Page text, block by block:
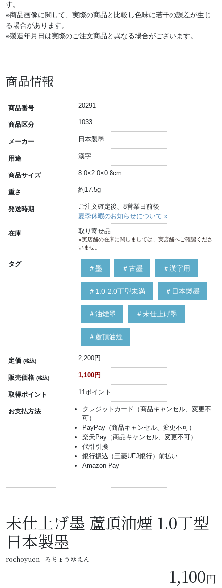
す。
※商品画像に関して、実際の商品と比較し色味に若干の誤差が生じ
る場合があります。
※製造年月日は実際のご注文商品と異なる場合がございます。
商品情報
商品番号 20291
商品区分 1033
メーカー 日本製墨
用途 漢字
商品サイズ 8.0×2.0×0.8cm
重さ 約17.5g
発送時期
ご注文確定後、8営業日前後
夏季休暇のお知らせについて »
在庫 取り寄せ品
※実店舗の在庫に関しましては、実店舗へご確認くださ
いませ。
タグ
＃墨 ＃古墨 ＃漢字用
＃1.0-2.0丁型未満 ＃日本製墨
＃油煙墨 ＃未仕上げ墨
＃蘆頂油煙
定価 (税込) 2,200円
販売価格 (税込) 1,100円
取得ポイント 11ポイント
お支払方法
クレジットカード（商品キャンセル、変更不
可）
PayPay（商品キャンセル、変更不可）
楽天Pay（商品キャンセル、変更不可）
代引引換
銀行振込（三菱UFJ銀行）前払い
Amazon Pay
未仕上げ墨 蘆頂油煙 1.0丁型
日本製墨
rochoyuen - ろちょうゆえん
1,100円